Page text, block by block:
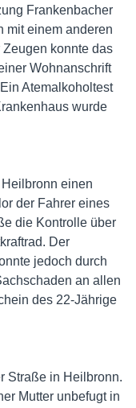
Frankenbacher
mit einem anderen
konnte das
Wohnanschrift
Atemalkoholtest
wurde
einen
der Fahrer eines
die Kontrolle über
Der
jedoch durch
an allen
des 22-Jährige
Straße in Heilbronn.
Mutter unbefugt in